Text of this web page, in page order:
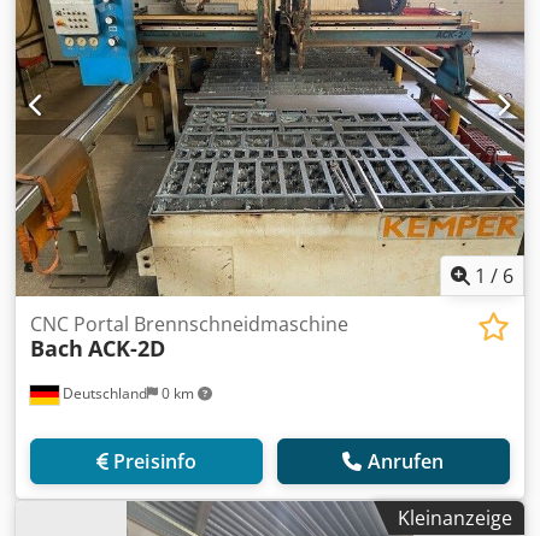
1 / 6
Deutschland 0 km
CNC Portal Brennschneidmaschine
Bach ACK-2D
Preisinfo Anrufen
Kleinanzeige